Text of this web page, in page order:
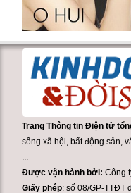
Trang Thông tin Điện tử
sống xã hội, bất động sản,
Được vận hành bởi:Công
Giấy phép: số 08/GP-TTĐT